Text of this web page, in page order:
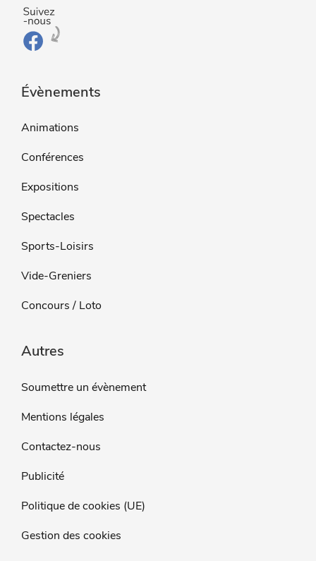
Évènements
Animations
Conférences
Expositions
Spectacles
Sports-Loisirs
Vide-Greniers
Concours / Loto
Autres
Soumettre un évènement
Mentions légales
Contactez-nous
Publicité
Politique de cookies (UE)
Gestion des cookies